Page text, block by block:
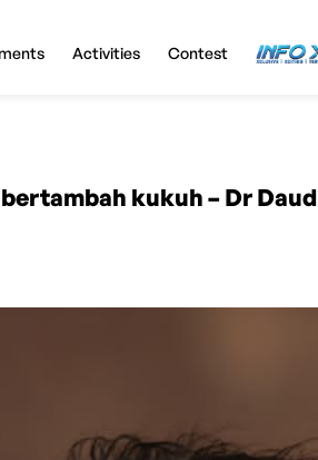
Activities Contest InfoX
kukuh – Dr Daud